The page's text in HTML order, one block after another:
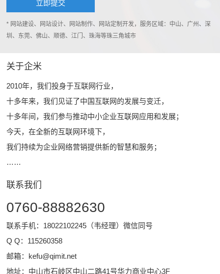
* 网站建设、网站设计、网站制作、网站定制开发，服务区域：中山、广州、深
圳、东莞、佛山、顺德、江门、珠海等珠三角城市
关于企米
2010年，我们投身于互联网行业，
十多年来，我们见证了中国互联网的发展与变迁，
十多年间，我们参与推动中小企业互联网应用和发展；
今天，在全新的互联网环境下，
我们持续为企业网络营销提供新的智慧和服务；
……
联系我们
0760-88882630
联系手机：18022102245（韦经理）微信同号
Q Q： 115260358
邮箱： kefu@qimit.net
地址：中山市石岐区中山二路41号华力商业中心3F